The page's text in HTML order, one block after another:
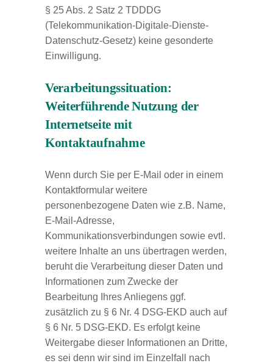
§ 25 Abs. 2 Satz 2 TDDDG
(Telekommunikation-Digitale-Dienste-
Datenschutz-Gesetz) keine gesonderte
Einwilligung.
Verarbeitungssituation:
Weiterführende Nutzung der
Internetseite mit
Kontaktaufnahme
Wenn durch Sie per E-Mail oder in einem
Kontaktformular weitere
personenbezogene Daten wie z.B. Name,
E-Mail-Adresse,
Kommunikationsverbindungen sowie evtl.
weitere Inhalte an uns übertragen werden,
beruht die Verarbeitung dieser Daten und
Informationen zum Zwecke der
Bearbeitung Ihres Anliegens ggf.
zusätzlich zu § 6 Nr. 4 DSG-EKD auch auf
§ 6 Nr. 5 DSG-EKD. Es erfolgt keine
Weitergabe dieser Informationen an Dritte,
es sei denn wir sind im Einzelfall nach